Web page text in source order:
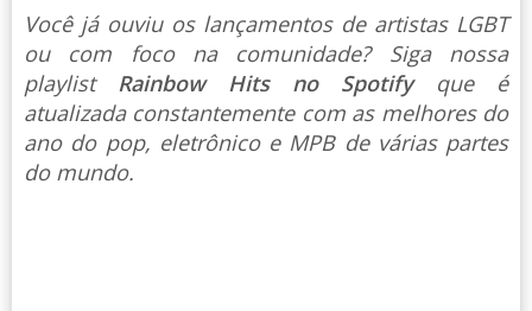
Você já ouviu os lançamentos de artistas LGBT
ou com foco na comunidade? Siga nossa
playlist Rainbow Hits no Spotify que é
atualizada constantemente com as melhores do
ano do pop, eletrônico e MPB de várias partes
do mundo.